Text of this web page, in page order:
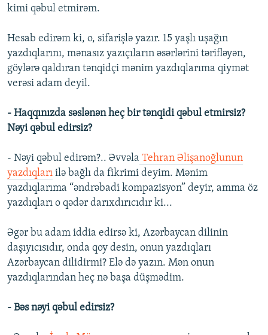
kimi qəbul etmirəm.
Hesab edirəm ki, o, sifarişlə yazır. 15 yaşlı uşağın
yazdıqlarını, mənasız yazıçıların əsərlərini tərifləyən,
göylərə qaldıran tənqidçi mənim yazdıqlarıma qiymət
verəsi adam deyil.
- Haqqınızda səslənən heç bir tənqidi qəbul etmirsiz?
Nəyi qəbul edirsiz?
- Nəyi qəbul edirəm?.. Əvvəla Tehran Əlişanoğlunun
yazdıqları ilə bağlı da fikrimi deyim. Mənim
yazdıqlarıma “əndrəbadi kompazisyon” deyir, amma öz
yazdıqları o qədər darıxdırıcıdır ki...
Əgər bu adam iddia edirsə ki, Azərbaycan dilinin
daşıyıcısıdır, onda qoy desin, onun yazdıqları
Azərbaycan dilidirmi? Elə də yazın. Mən onun
yazdıqlarından heç nə başa düşmədim.
- Bəs nəyi qəbul edirsiz?